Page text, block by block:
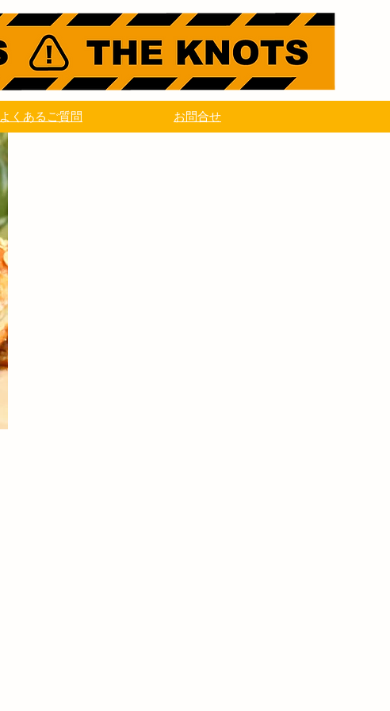
よくあるご質問 お問合せ